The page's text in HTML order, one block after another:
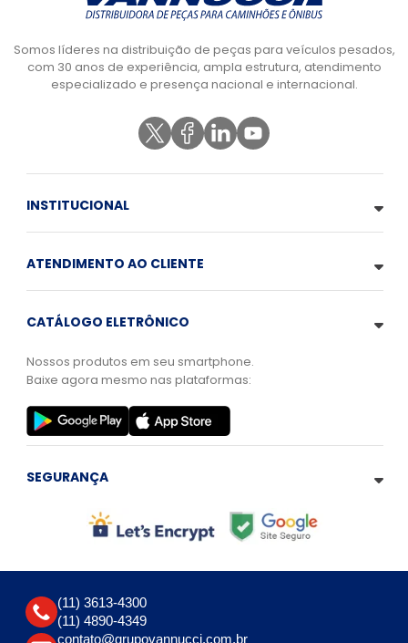
Somos líderes na distribuição de peças para veículos pesados,
com 30 anos de experiência, ampla estrutura, atendimento
especializado e presença nacional e internacional.
INSTITUCIONAL
ATENDIMENTO AO CLIENTE
CATÁLOGO ELETRÔNICO
Nossos produtos em seu smartphone.
Baixe agora mesmo nas plataformas:
SEGURANÇA
(11) 3613-4300
(11) 4890-4349
contato@grupovannucci.com.br